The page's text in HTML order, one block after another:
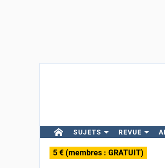
SUJETS REVUE
5 € (membres : GRATUIT)